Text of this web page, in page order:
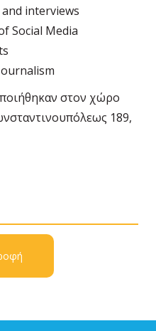
interviews
Social Media
στον χώρο
189,